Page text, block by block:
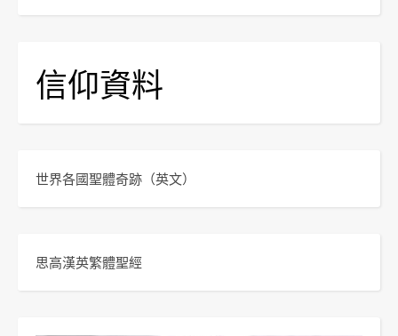
信仰資料
世界各國聖體奇跡 （英文）
思高漢英繁體聖經